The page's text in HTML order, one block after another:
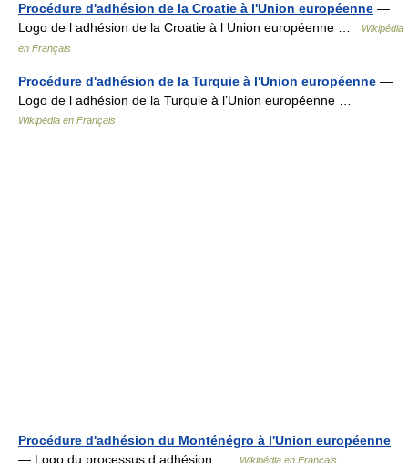
Procédure d'adhésion de la Croatie à l'Union européenne —
Logo de l adhésion de la Croatie à l Union européenne …
Wikipédia
en Français
Procédure d'adhésion de la Turquie à l'Union européenne —
Logo de l adhésion de la Turquie à l’Union européenne …
Wikipédia en Français
Procédure d'adhésion du Monténégro à l'Union européenne
— Logo du processus d adhésion …
Wikipédia en Français